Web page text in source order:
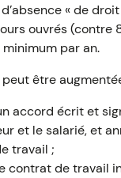
« de
ouvrés (contre
par an.
être
accord écrit et
et le salarié, et
travail ;
contrat de travail